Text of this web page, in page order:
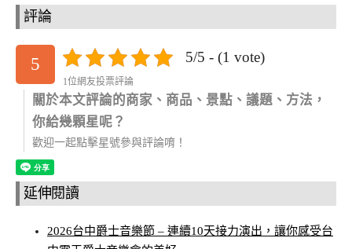
評論
5 5/5 - (1 vote)
1位網友投票評論
關於本文評論的商家、商品、景點、議題、方法，
你給幾顆星呢？
歡迎一起點擊星號參與評論唷！
延伸閱讀
2026台中爵士音樂節 – 連續10天接力演出，讓你感受台